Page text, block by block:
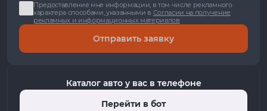
Предоставление мне информации, в том числе рекламного
характера способами, указанными в Согласии на получение
рекламных и информационных материалов
Отправить заявку
Каталог авто у вас в телефоне
Перейти в бот